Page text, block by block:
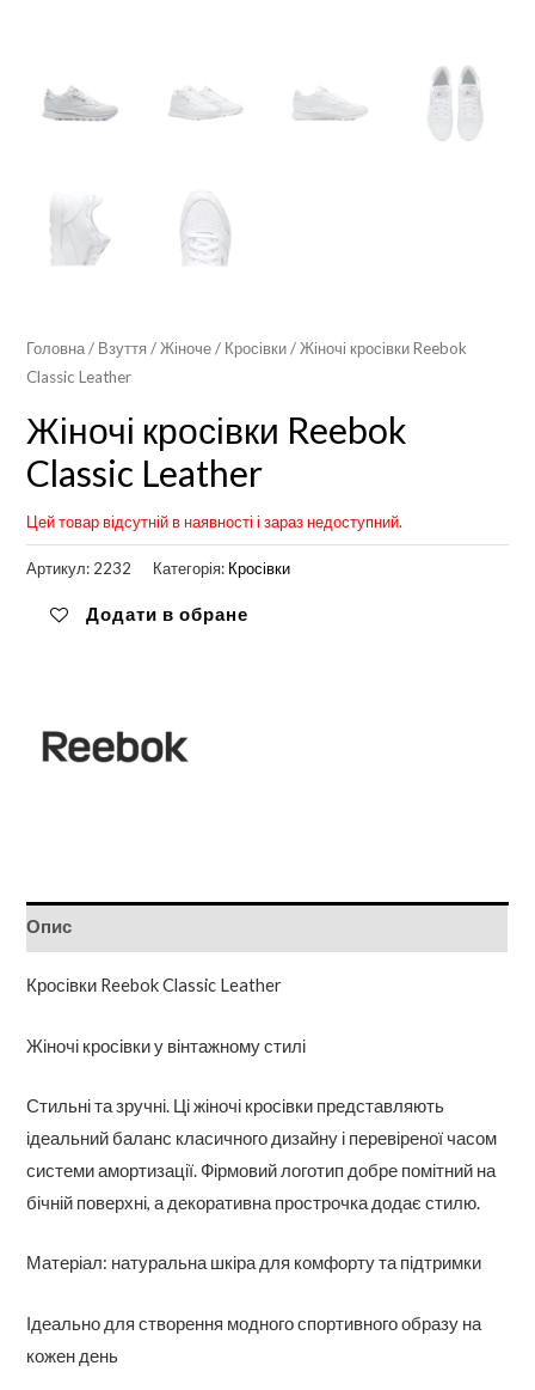
Головна/ Взуття /Жіноче/ Кросівки/ Жіночі кросівки Reebok
Classic Leather
Жіночі кросівки Reebok
Classic Leather
Цей товар відсутній в наявності і зараз недоступний.
Артикул: 2232 Категорія: Кросівки
Додати в обране
Опис
Кросівки Reebok Classic Leather
Жіночі кросівки у вінтажному стилі
Стильні та зручні. Ці жіночі кросівки представляють
ідеальний баланс класичного дизайну і перевіреної часом
системи амортизації. Фірмовий логотип добре помітний на
бічній поверхні, а декоративна прострочка додає стилю.
Матеріал: натуральна шкіра для комфорту та підтримки
Ідеально для створення модного спортивного образу на
кожен день